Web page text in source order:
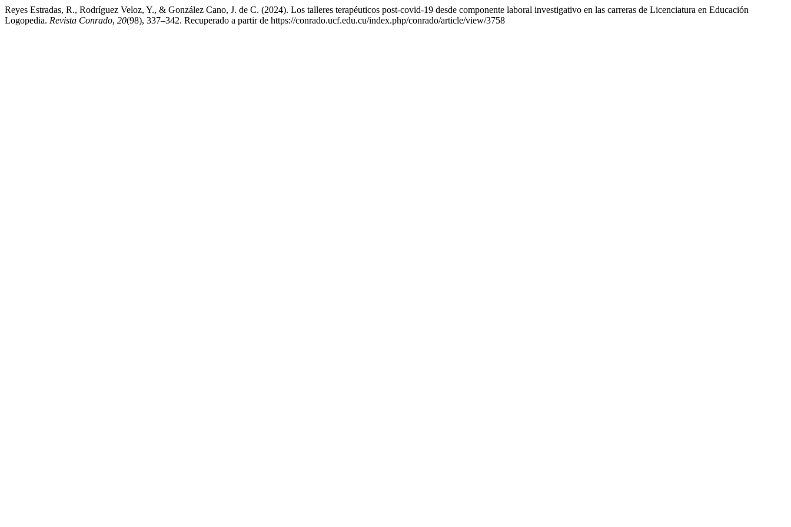
Reyes Estradas, R., Rodríguez Veloz, Y., & González Cano, J. de C. (2024). Los talleres terapéuticos post-covid-19 desde componente laboral investigativo en las carreras de Licenciatura en Educación
Logopedia. Revista Conrado, 20(98), 337–342. Recuperado a partir de https://conrado.ucf.edu.cu/index.php/conrado/article/view/3758